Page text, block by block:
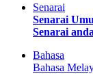
Senarai
Senarai
Senarai anda
Bahasa
Bahasa